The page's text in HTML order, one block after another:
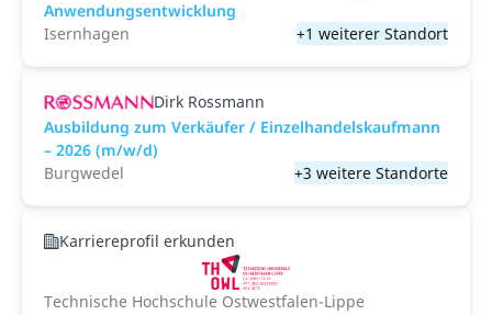
Anwendungsentwicklung
Isernhagen
+1 weiterer Standort
Dirk Rossmann
Ausbildung zum Verkäufer / Einzelhandelskaufmann
– 2026 (m/w/d)
Burgwedel
+3 weitere Standorte
Karriereprofil erkunden
Technische Hochschule Ostwestfalen-Lippe